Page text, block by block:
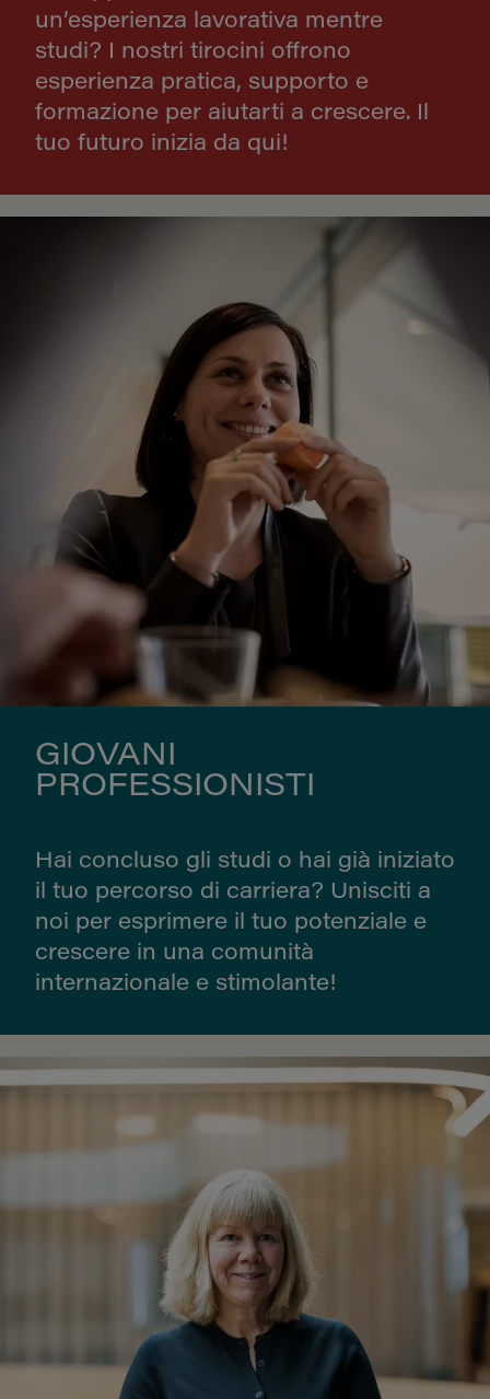
un’esperienza lavorativa mentre
studi? I nostri tirocini offrono
esperienza pratica, supporto e
formazione per aiutarti a crescere. Il
tuo futuro inizia da qui!
GIOVANI
PROFESSIONISTI
Hai concluso gli studi o hai già iniziato
il tuo percorso di carriera? Unisciti a
noi per esprimere il tuo potenziale e
crescere in una comunità
internazionale e stimolante!